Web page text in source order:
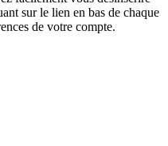
sur le lien en bas de chaque
de votre compte.